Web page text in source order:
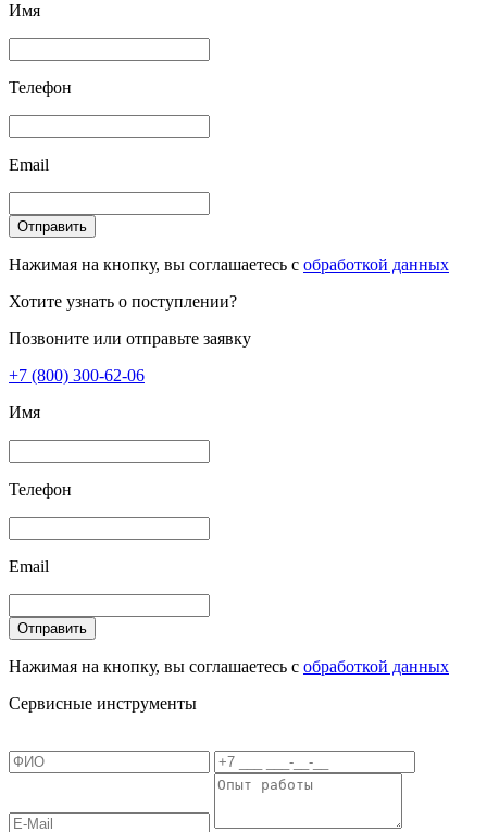
Имя
Телефон
Email
Отправить
Нажимая на кнопку, вы соглашаетесь с обработкой данных
Хотите узнать о поступлении?
Позвоните или отправьте заявку
+7 (800) 300-62-06
Имя
Телефон
Email
Отправить
Нажимая на кнопку, вы соглашаетесь с обработкой данных
Сервисные инструменты